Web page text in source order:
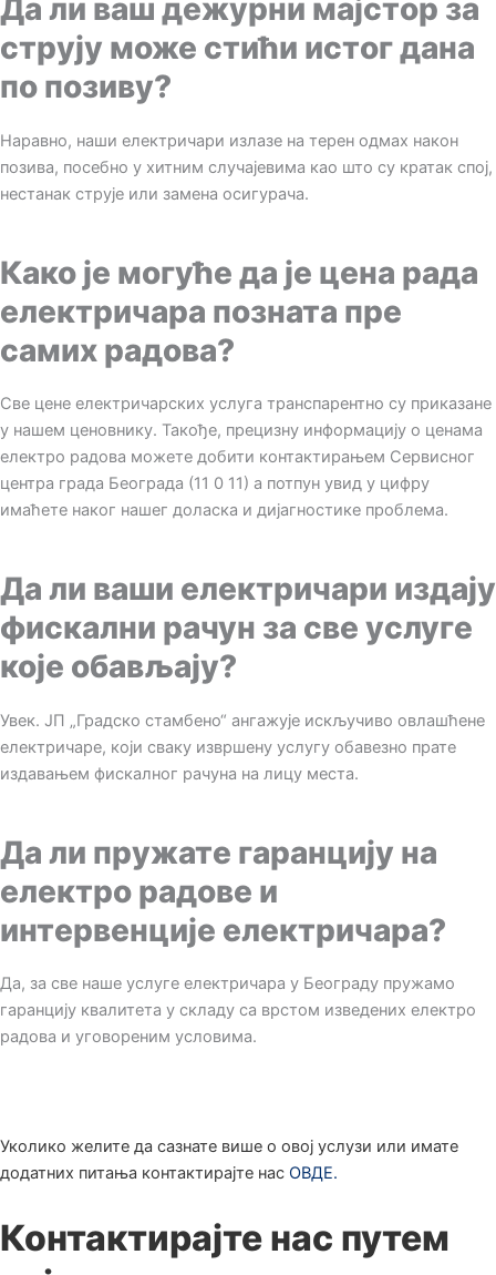
Да ли ваш дежурни мајстор за
струју може стићи истог дана
по позиву?
Наравно, наши електричари излазе на терен одмах након
позива, посебно у хитним случајевима као што су кратак спој,
нестанак струје или замена осигурача.
Како је могуће да је цена рада
електричара позната пре
самих радова?
Све цене електричарских услуга транспарентно су приказане
у нашем ценовнику. Такође, прецизну информацију о ценама
електро радова можете добити контактирањем Сервисног
центра града Београда (11 0 11) а потпун увид у цифру
имаћете наког нашег доласка и дијагностике проблема.
Да ли ваши електричари издају
фискални рачун за све услуге
које обављају?
Увек. ЈП „Градско стамбено“ ангажује искључиво овлашћене
електричаре, који сваку извршену услугу обавезно прате
издавањем фискалног рачуна на лицу места.
Да ли пружате гаранцију на
електро радове и
интервенције електричара?
Да, за све наше услуге електричара у Београду пружамо
гаранцију квалитета у складу са врстом изведених електро
радова и уговореним условима.
Уколико желите да сазнате више о овој услузи или имате
додатних питања контактирајте нас ОВДЕ.
Контактирајте нас путем